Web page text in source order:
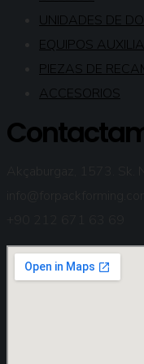
UNIDADES DE
EQUIPOS
PIEZAS DE
ACCESORIOS